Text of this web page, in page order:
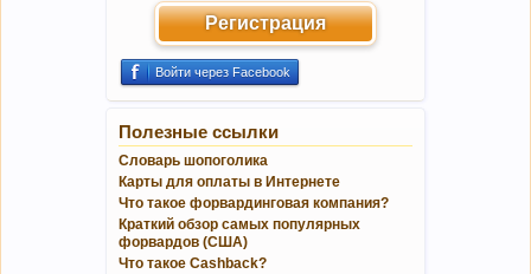
Регистрация
Войти через Facebook
Полезные ссылки
Словарь шопоголика
Карты для оплаты в Интернете
Что такое форвардинговая компания?
Краткий обзор самых популярных
форвардов (США)
Что такое Cashback?